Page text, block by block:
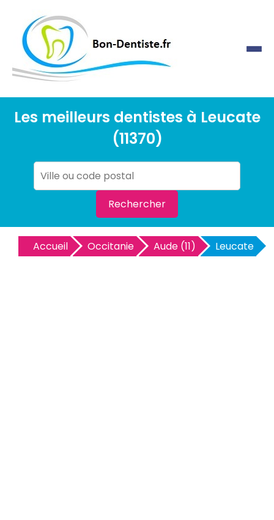
Les meilleurs dentistes à Leucate
(11370)
Rechercher
Accueil Occitanie Aude (11) Leucate